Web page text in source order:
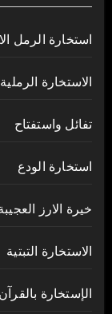
استخارة الرمل
الاستخارة الرملية
تفائل واستفتاح
استخارة الودع
خيرة الارز
الاستخارة التبتية
الإستخارة بالقرآن